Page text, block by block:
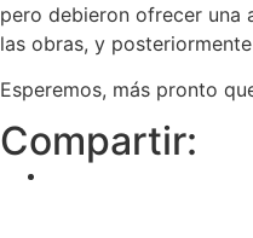
pero debieron ofrecer una
las obras, y
Esperemos, más pronto
Compartir: